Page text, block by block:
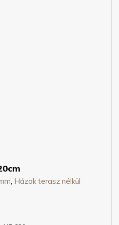
Házak terasz nélkül